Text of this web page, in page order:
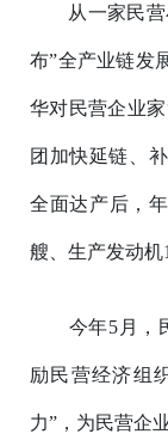
从一家民营
布”全产业链发
华对民营企业
团加快延链、
全面达产后，
艘、生产发动机
今年5月，民
励民营经济组
力”，为民营企